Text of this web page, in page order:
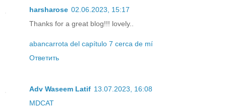
harsharose 02.06.2023, 15:17
Thanks for a great blog!!! lovely..
abancarrota del capítulo 7 cerca de mí
Ответить
Adv Waseem Latif 13.07.2023, 16:08
MDCAT